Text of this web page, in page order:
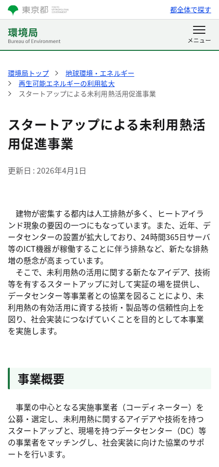
都全体で探す
環境局トップ
地球環境・エネルギー
再生可能エネルギーの利用拡大
スタートアップによる未利用熱活用促進事業
スタートアップによる未利用熱活
用促進事業
更新日 2026年4月1日
建物が密集する都内は人工排熱が多く、ヒートアイラ
ンド現象の要因の一つにもなっています。また、近年、デ
ータセンターの設置が拡大しており、24時間365日サーバ
等のICT機器が稼働することに伴う排熱など、新たな排熱
増の懸念が高まっています。
そこで、未利用熱の活用に関する新たなアイデア、技術
等を有するスタートアップに対して実証の場を提供し、
データセンター等事業者との協業を図ることにより、未
利用熱の有効活用に資する技術・製品等の信頼性向上を
図り、社会実装につなげていくことを目的として本事業
を実施します。
事業概要
事業の中心となる実施事業者（コーディネーター）を
公募・選定し、未利用熱に関するアイデアや技術を持つ
スタートアップと、現場を持つデータセンター（DC）等
の事業者をマッチングし、社会実装に向けた協業のサポ
ートを行います。